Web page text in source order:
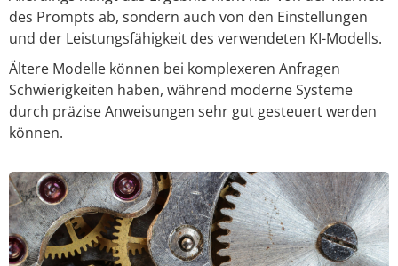
des Prompts ab, sondern auch von den Einstellungen
und der Leistungsfähigkeit des verwendeten KI-Modells.
Ältere Modelle können bei komplexeren Anfragen
Schwierigkeiten haben, während moderne Systeme
durch präzise Anweisungen sehr gut gesteuert werden
können.